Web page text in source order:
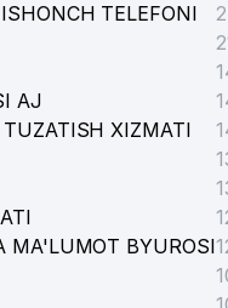
TELEFONI
AJ
XIZMATI
MA'LUMOT BYUROSI